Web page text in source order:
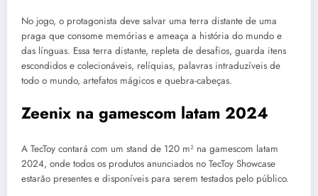
No jogo, o protagonista deve salvar uma terra distante de uma
praga que consome memórias e ameaça a história do mundo e
das línguas. Essa terra distante, repleta de desafios, guarda itens
escondidos e colecionáveis, relíquias, palavras intraduzíveis de
todo o mundo, artefatos mágicos e quebra-cabeças.
Zeenix na gamescom latam 2024
A TecToy contará com um stand de 120 m² na gamescom latam
2024, onde todos os produtos anunciados no TecToy Showcase
estarão presentes e disponíveis para serem testados pelo público.